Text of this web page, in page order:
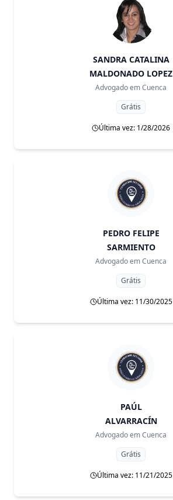
SANDRA CATALINA
MALDONADO LOPEZ
Advogado emCuenca
Grátis
Última vez: 1/28/2026
PEDRO FELIPE
SARMIENTO
Advogado emCuenca
Grátis
Última vez: 11/30/2025
PAÚL
ALVARRACÍN
Advogado emCuenca
Grátis
Última vez: 11/21/2025